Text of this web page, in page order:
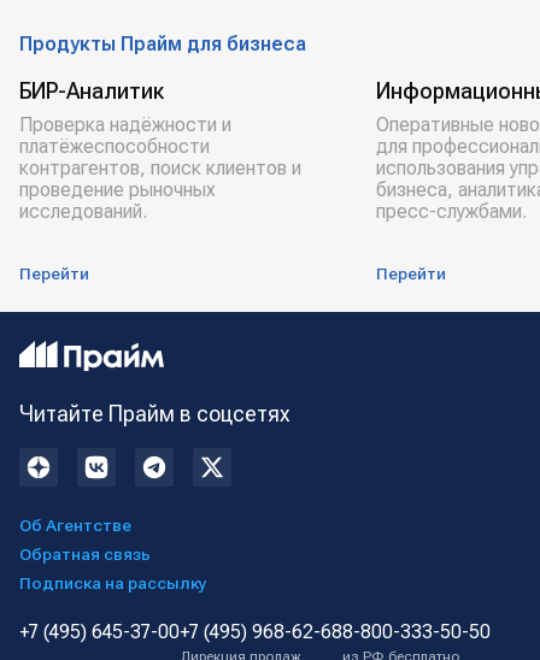
Продукты Прайм для бизнеса
БИР-Аналитик
Проверка надёжности и
платёжеспособности
контрагентов, поиск клиентов и
проведение рыночных
исследований.
Перейти
Оперативные
для
использования
бизнеса,
пресс-службами.
Перейти
Читайте Прайм в соцсетях
Об Агентстве
Обратная связь
Подписка на рассылку
+7 (495) 645-37-00+7 (495) 968-62-68
Дирекция продаж
8-800-333-50-50
из РФ бесплатно